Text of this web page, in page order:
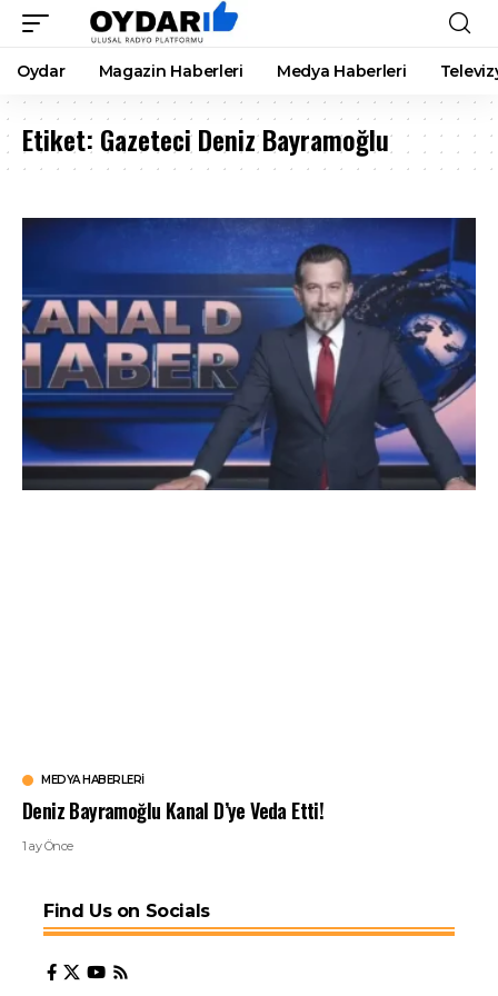
Oydar Magazin Haberleri Medya Haberleri
Etiket: Gazeteci Deniz Bayramoğlu
MEDYA HABERLERI
Deniz Bayramoğlu Kanal D’ye Veda Etti!
1 ay Önce
Find Us on Socials